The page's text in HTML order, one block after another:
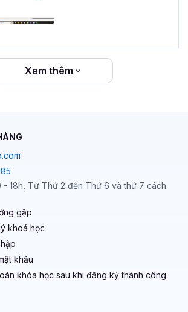
Xem thêm
- 18h, Từ Thứ 2 đến Thứ 6 và thứ 7 cách
gặp
khoá học
khẩu
khóa học sau khi đăng ký thành công